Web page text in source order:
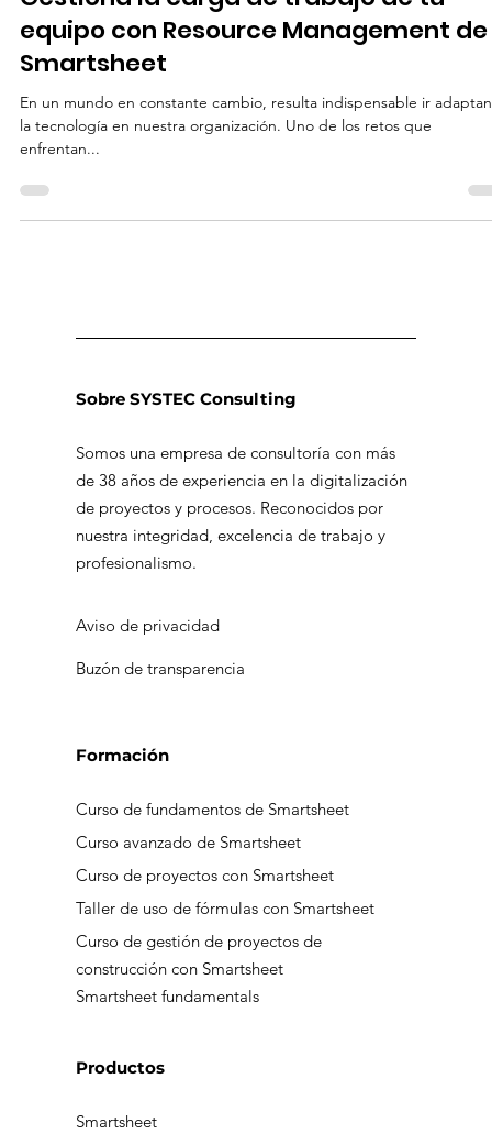
12 abr 2023 3 min de lectura
Smartsheet
Gestiona la carga de trabajo de tu
equipo con Resource Management de
Smartsheet
En un mundo en constante cambio, resulta indispensable ir
enfrentan...
Formación
Curso de fundamentos de Smartsheet
Curso avanzado de Smartsheet
Curso de proyectos con Smartsheet
Taller de uso de fórmulas con Smartsheet
Smartsheet fundamentals
Sobre SYSTEC Consulting
Somos una empresa de consultoría con más
de 38 años de experiencia en la digitalización
nuestra integridad, excelencia de trabajo y
profesionalismo.
Buzón de transparencia